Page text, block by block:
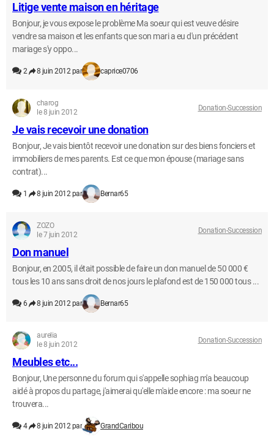
Litige vente maison en héritage
Bonjour, je vous expose le problème Ma soeur qui est veuve désire
vendre sa maison et les enfants que son mari a eu d'un précédent
mariage s'y oppo...
2 8 juin 2012 par caprice0706
charog
le 8 juin 2012
Donation-Succession
Je vais recevoir une donation
Bonjour, Je vais bientôt recevoir une donation sur des biens fonciers et
immobiliers de mes parents. Est ce que mon épouse (mariage sans
contrat)...
1 8 juin 2012 par Bernar65
ZOZO
le 7 juin 2012
Donation-Succession
Don manuel
Bonjour, en 2005, il était possible de faire un don manuel de 50 000 €
tous les 10 ans sans droit de nos jours le plafond est de 150 000 tous ...
6 8 juin 2012 par Bernar65
aurelia
le 8 juin 2012
Donation-Succession
Meubles etc...
Bonjour, Une personne du forum qui s'appelle sophiag m'a beaucoup
aidé à propos du partage, j'aimerai qu'elle m'aide encore : ma soeur ne
trouvera...
4 8 juin 2012 par GrandCaribou